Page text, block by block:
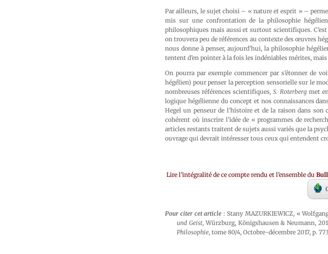
Par ailleurs, le sujet choisi – « nature et esprit » –
mis sur une confrontation de la philosophie
philosophiques mais aussi et surtout scientifiques.
on trouvera peu de références au contexte des œuvres
nous donne à penser, aujourd’hui, la philosophie
tentent d’en pointer à la fois les indéniables mérites,
On pourra par exemple commencer par s’étonner de
hégélien) pour penser la perception sensorielle sur le
nombreuses références scientifiques,S. Roterbergmet
logique hégélienne du concept et nos connaissances
Hegel un penseur de l’histoire et de la raison dans son
cohérent où inscrire l’idée de « programmes de
articles restants traitent de sujets aussi variés que la
ouvrage qui devrait intéresser tous ceux qui entendent
Lire l’intégralité de ce compte rendu et l’ensemble du
Pour citer cet article : Stany MAZURKIEWICZ, «
und Geist, Würzburg, Königshausen & Neumann,
Philosophie, tome 80/4, Octobre-décembre 2017, p.